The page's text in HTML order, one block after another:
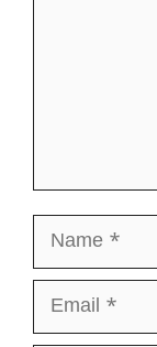
Name
Email